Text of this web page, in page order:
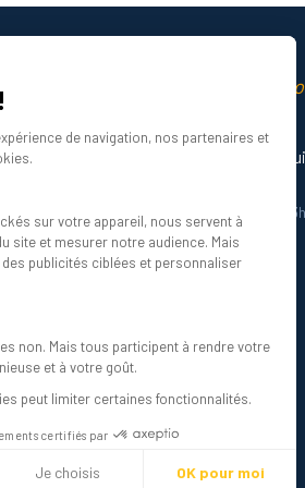
de navigation, nos partenaires et
sur votre appareil, nous servent à
site et mesurer notre audience. Mais
publicités ciblées et personnaliser
non. Mais tous participent à rendre votre
et à votre goût.
peut limiter certaines fonctionnalités.
certifiés par
Je choisis OK pour moi
car il existe de l’acier brut (non
ou dorée).
exemple, si vous travaillez dans un
sera suffisante et souvent plus
Prenez ensuite le temps de définir les
doit correspondre au diamètre de la vis.
correctement son rôle de protection.
Ces
sont les rondelles DIN
En tant que spécialiste de la visserie, notre
La qualité
Besoin d’aide ? Nos experts vous
Du lundi au vendredi de 8h30 à 12h30 et
Écrivez-nous
info@bricovis.fr
Suivez-nous sur les réseaux !